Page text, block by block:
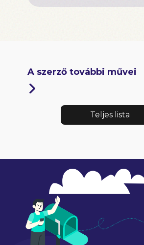
A szerző további művei
Teljes lista